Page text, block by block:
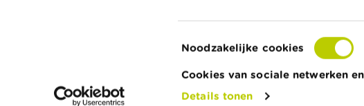
Noodzakelijke cookies
Cookies van sociale netwerken
Details tonen
Woning en hypothecaire lening